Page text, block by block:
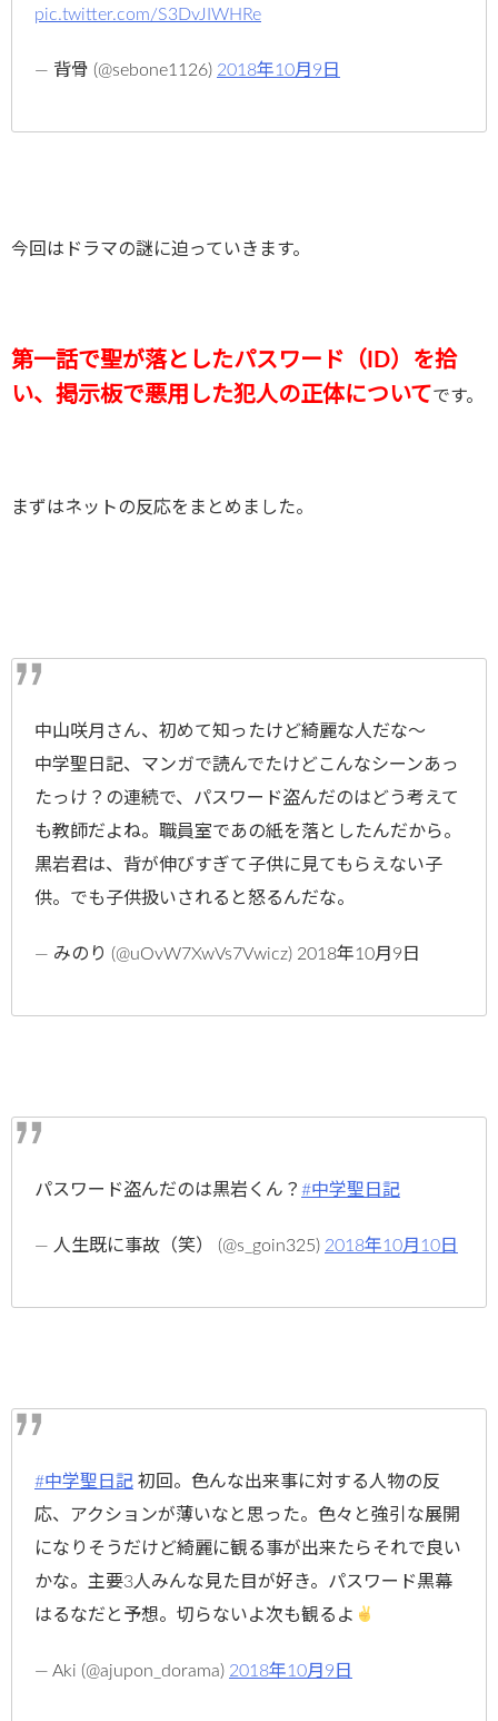
pic.twitter.com/S3DvJIWHRe
— 背骨 (@sebone1126) 2018年10月9日
今回はドラマの謎に迫っていきます。
第一話で聖が落としたパスワード（ID）を拾
い、掲示板で悪用した犯人の正体についてです。
まずはネットの反応をまとめました。
中山咲月さん、初めて知ったけど綺麗な人だな～
中学聖日記、マンガで読んでたけどこんなシーンあっ
たっけ？の連続で、パスワード盗んだのはどう考えて
も教師だよね。職員室であの紙を落としたんだから。
黒岩君は、背が伸びすぎて子供に見てもらえない子
供。でも子供扱いされると怒るんだな。
— みのり (@uOvW7XwVs7Vwicz) 2018年10月9日
パスワード盗んだのは黒岩くん？ #中学聖日記
— 人生既に事故（笑） (@s_goin325) 2018年10月10日
#中学聖日記 初回。色んな出来事に対する人物の反
応、アクションが薄いなと思った。色々と強引な展開
になりそうだけど綺麗に観る事が出来たらそれで良い
かな。主要3人みんな見た目が好き。パスワード黒幕
はるなだと予想。切らないよ次も観るよ
— Aki (@ajupon_dorama) 2018年10月9日